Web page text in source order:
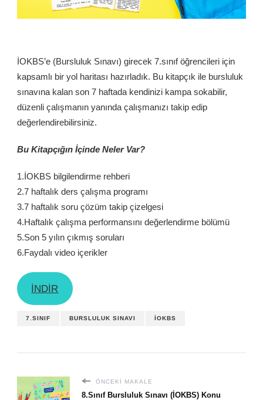
İOKBS’e (Bursluluk Sınavı) girecek 7.sınıf öğrencileri için
kapsamlı bir yol haritası hazırladık. Bu kitapçık ile bursluluk
sınavına kalan son 7 haftada kendinizi kampa sokabilir,
düzenli çalışmanın yanında çalışmanızı takip edip
değerlendirebilirsiniz.
Bu Kitapçığın İçinde Neler Var?
1.İOKBS bilgilendirme rehberi
2.7 haftalık ders çalışma programı
3.7 haftalık soru çözüm takip çizelgesi
4.Haftalık çalışma performansını değerlendirme bölümü
5.Son 5 yılın çıkmış soruları
6.Faydalı video içerikler
İNDİR
7.SINIF BURSLULUK SINAVI İOKBS
ÖNCEKI MAKALE
8.Sınıf Bursluluk Sınavı (İOKBS) Konu